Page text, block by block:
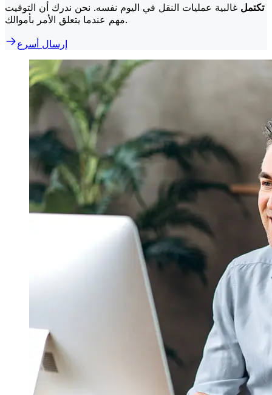
تكتمل غالبية عمليات النقل في اليوم نفسه. نحن ندرك أن التوقيت
مهم عندما يتعلق الأمر بأموالك.
إرسال أسرع